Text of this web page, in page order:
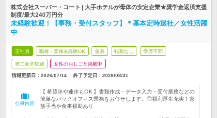
株式会社スーパー・コート | 大手ホテルが母体の安定企業★奨学金返済支援
制度/最大240万円分
未経験歓迎！【事務・受付スタッフ】＊基本定時退社／女性活躍
中
正社員 職種・業種未経験OK 急募 転勤なし 学歴不問
第二新卒歓迎 女性のおしごと掲載中
情報更新日：2026/07/14 終了予定日： 2026/08/31
仕事内容
【 希望休や連休もOK 】書類作成・データ入力・受付業務などの
簡単なバックオフィス業務をお任せします。◎福利厚生充実！家
族手当や食事補助あり